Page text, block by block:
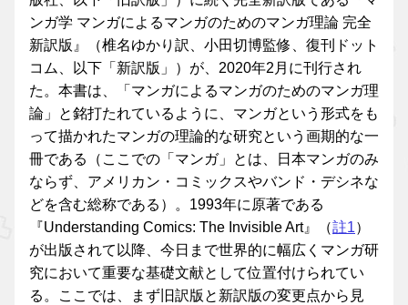
ンガ学 マンガによるマンガのためのマンガ理論 完全
新訳版』（椎名ゆかり訳、小田切博監修、復刊ドット
コム、以下「新訳版」）が、2020年2月に刊行され
た。本書は、「マンガによるマンガのためのマンガ理
論」と銘打たれているように、マンガという形式をも
って描かれたマンガの理論的な研究という画期的な一
冊である（ここでの「マンガ」とは、日本マンガのみ
ならず、アメリカン・コミックスやバンド・デシネな
どを含む総称である）。1993年に原著である
『Understanding Comics: The Invisible Art』（註1）
が出版されて以降、今日まで世界的に幅広くマンガ研
究において重要な基礎文献として位置付けられてい
る。ここでは、まず旧訳版と新訳版の変更点から見